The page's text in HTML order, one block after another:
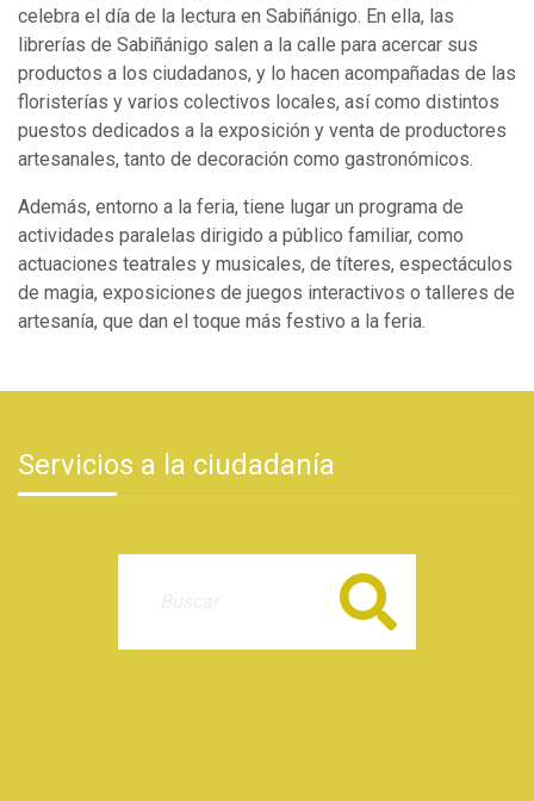
celebra el día de la lectura en Sabiñánigo. En ella, las
librerías de Sabiñánigo salen a la calle para acercar sus
productos a los ciudadanos, y lo hacen acompañadas de las
floristerías y varios colectivos locales, así como distintos
puestos dedicados a la exposición y venta de productores
artesanales, tanto de decoración como gastronómicos.
Además, entorno a la feria, tiene lugar un programa de
actividades paralelas dirigido a público familiar, como
actuaciones teatrales y musicales, de títeres, espectáculos
de magia, exposiciones de juegos interactivos o talleres de
artesanía, que dan el toque más festivo a la feria.
Servicios a la ciudadanía
Buscar